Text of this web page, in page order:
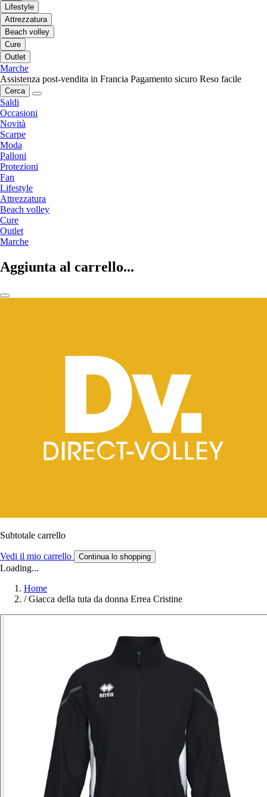
Lifestyle
Attrezzatura
Beach volley
Cure
Outlet
Marche
Assistenza post-vendita in Francia Pagamento sicuro Reso facile
Cerca
Saldi
Occasioni
Novità
Scarpe
Moda
Palloni
Protezioni
Fan
Lifestyle
Attrezzatura
Beach volley
Cure
Outlet
Marche
Aggiunta al carrello...
Subtotale carrello
Vedi il mio carrello Continua lo shopping
Loading...
Home
/ Giacca della tuta da donna Errea Cristine